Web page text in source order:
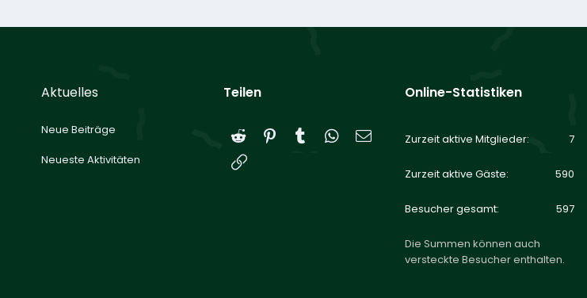
Aktuelles
Neue Beiträge
Neueste Aktivitäten
Teilen
Reddit Pinterest
Tumblr WhatsApp
E-Mail
Online-Statistiken
Zurzeit aktive Mitglieder 7
Zurzeit aktive Gäste 590
Besucher gesamt 597
Die Summen können auch
versteckte Besucher enthalten.